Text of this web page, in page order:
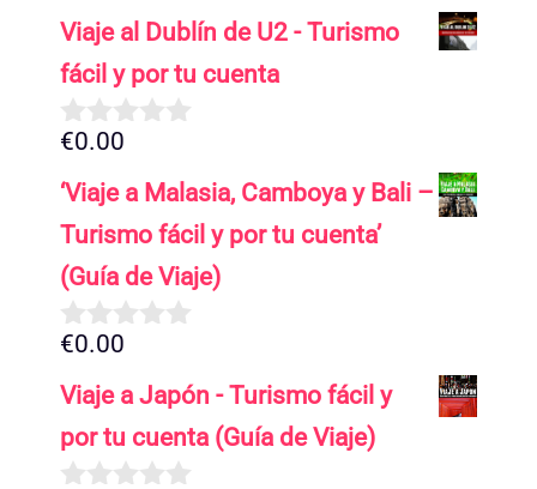
e
5
Viaje al Dublín de U2 - Turismo
fácil y por tu cuenta
0
e
5
€0.00
‘Viaje a Malasia, Camboya y Bali –
Turismo fácil y por tu cuenta’
(Guía de Viaje)
0
e
€0.00
Viaje a Japón - Turismo fácil y
por tu cuenta (Guía de Viaje)